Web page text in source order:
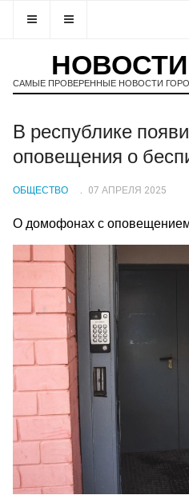
САМЫЕ ПРОВЕРЕННЫЕ НОВОСТИ
В республике
оповещения о
ОБЩЕСТВО 07 АПРЕЛЯ 2025
О домофонах с